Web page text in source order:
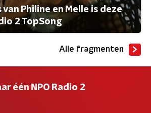
van Philine en Melle is deze
2 TopSong
Alle fragmenten
één NPO Radio 2